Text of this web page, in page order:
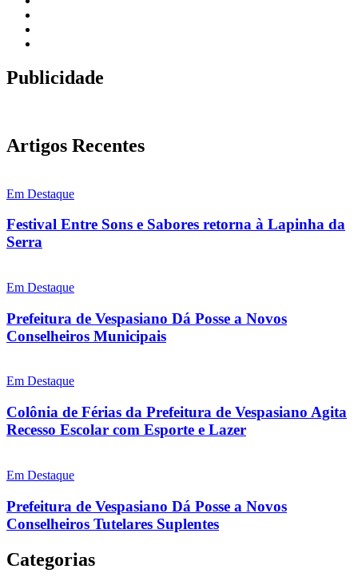
Publicidade
Artigos Recentes
Em Destaque
Festival Entre Sons e Sabores retorna à Lapinha da
Serra
Em Destaque
Prefeitura de Vespasiano Dá Posse a Novos
Conselheiros Municipais
Em Destaque
Colônia de Férias da Prefeitura de Vespasiano Agita
Recesso Escolar com Esporte e Lazer
Em Destaque
Prefeitura de Vespasiano Dá Posse a Novos
Conselheiros Tutelares Suplentes
Categorias